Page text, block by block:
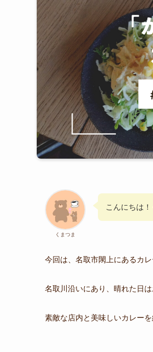
くまつま
こんにちは！
今回は、名取市閖上にあるカ
名取川沿いにあり、晴れた日
素敵な店内と美味しいカレーを